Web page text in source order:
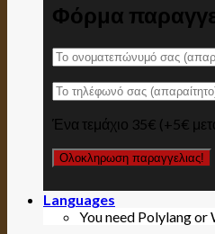
Φόρμα
Ένα τεμάχιο 35€ (+5€
Languages
You need Polylang